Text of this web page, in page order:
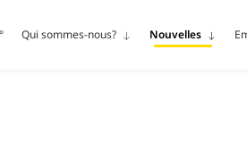
Qui sommes-nous? Nouvelles